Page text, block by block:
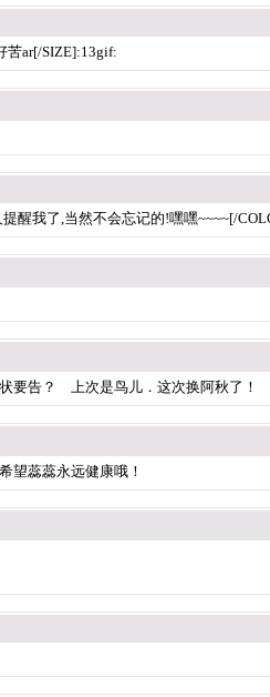
苦ar[/SIZE]:13gif:
醒我了,当然不会忘记的!嘿嘿~~~~[/
要告？ 上次是鸟儿．这次换阿秋了！
望蕊蕊永远健康哦！